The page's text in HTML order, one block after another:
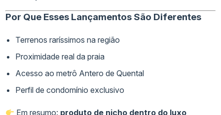
Por Que Esses Lançamentos São Diferentes
Terrenos raríssimos na região
Proximidade real da praia
Acesso ao metrô Antero de Quental
Perfil de condomínio exclusivo
Em resumo: produto de nicho dentro do luxo